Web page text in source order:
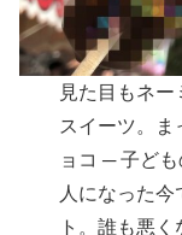
見た目もネ
スイーツ。ま
ョコ ─ 子ど
人になった
ト。誰も悪